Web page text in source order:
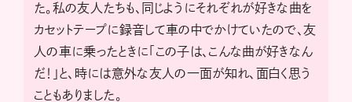
た。私の友人たちも、同じようにそれぞれが好きな曲を
カセットテープに録音して車の中でかけていたので、友
人の車に乗ったときに「この子は、こんな曲が好きなん
だ！」と、時には意外な友人の一面が知れ、面白く思う
こともありました。